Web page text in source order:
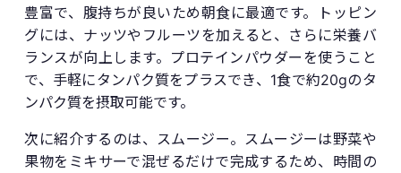
豊富で、腹持ちが良いため朝食に最適です。トッピン
グには、ナッツやフルーツを加えると、さらに栄養バ
ランスが向上します。プロテインパウダーを使うこと
で、手軽にタンパク質をプラスでき、1食で約20gのタ
ンパク質を摂取可能です。
次に紹介するのは、スムージー。スムージーは野菜や
果物をミキサーで混ぜるだけで完成するため、時間の